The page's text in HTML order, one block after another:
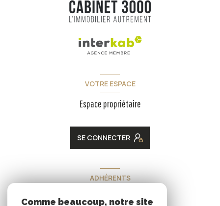
VOTRE ESPACE
Espace propriétaire
SE CONNECTER
ADHÉRENTS
Nous adhérons
Comme beaucoup, notre site